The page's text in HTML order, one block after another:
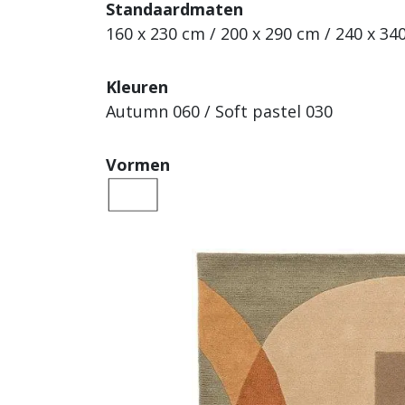
Standaardmaten
160 x 230 cm / 200 x 290 cm / 240 x
Kleuren
Autumn 060 / Soft pastel 030
Vormen